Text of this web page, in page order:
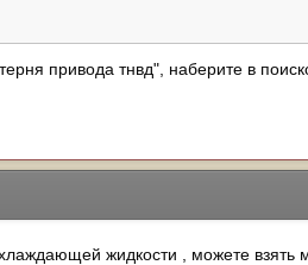
эти шестерни, одинаковые ли
привода тнвд", наберите в
жидкости , можете